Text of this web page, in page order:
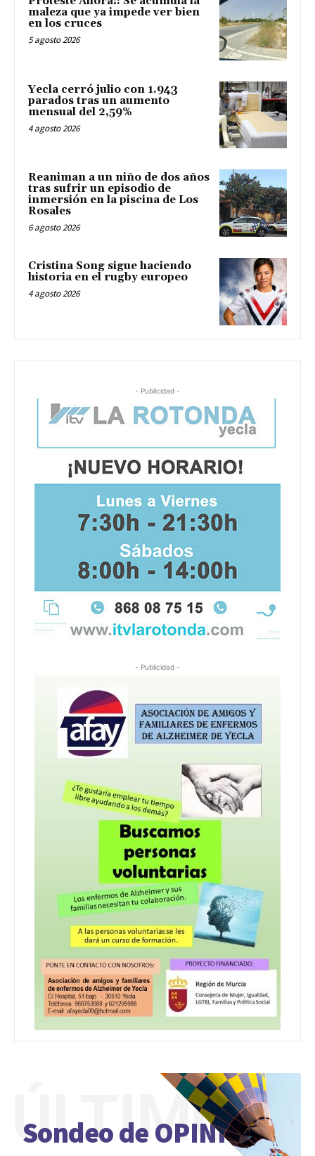
maleza que ya impede ver bien
en los cruces
5 agosto 2026
Yecla cerró julio con 1.943
parados tras un aumento
mensual del 2,59%
4 agosto 2026
Reaniman a un niño de dos años
tras sufrir un episodio de
inmersión en la piscina de Los
Rosales
6 agosto 2026
Cristina Song sigue haciendo
historia en el rugby europeo
4 agosto 2026
- Publicidad -
- Publicidad -
Sondeo de OPINIÓN
ÚLTIMO